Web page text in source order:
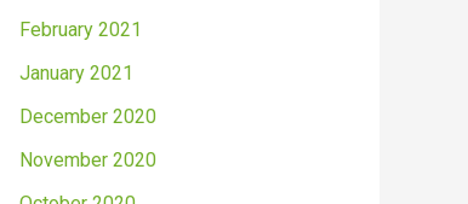
February 2021
January 2021
December 2020
November 2020